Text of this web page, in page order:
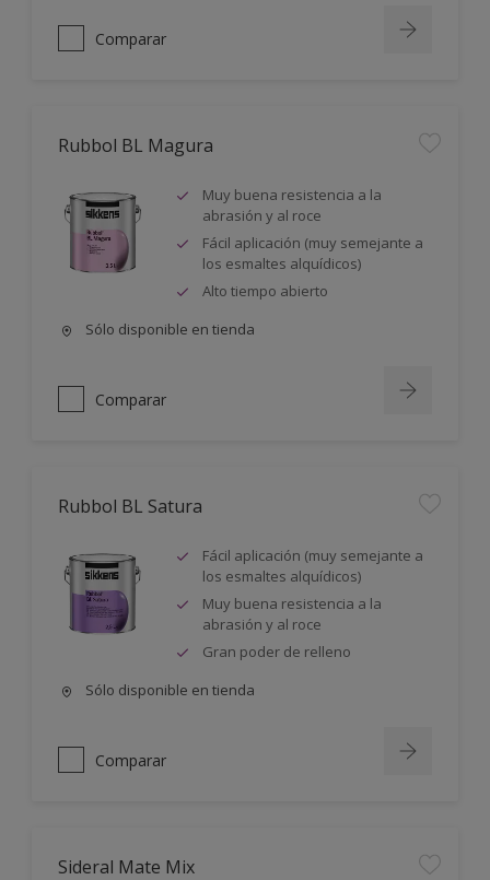
Comparar
Rubbol BL Magura
Muy buena resistencia a la
abrasión y al roce
Fácil aplicación (muy semejante a
los esmaltes alquídicos)
Alto tiempo abierto
Sólo disponible en tienda
Comparar
Rubbol BL Satura
Fácil aplicación (muy semejante a
los esmaltes alquídicos)
Muy buena resistencia a la
abrasión y al roce
Gran poder de relleno
Sólo disponible en tienda
Comparar
Sideral Mate Mix